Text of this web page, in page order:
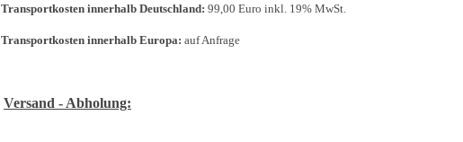
Transportkosten innerhalb Deutschland: 99,00 Euro inkl. 19% MwSt.
Transportkosten innerhalb Europa: auf Anfrage
Versand - Abholung: